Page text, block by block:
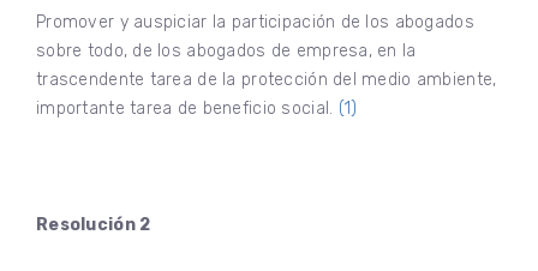
Promover y auspiciar la participación de los abogados
sobre todo, de los abogados de empresa, en la
trascendente tarea de la protección del medio ambiente,
importante tarea de beneficio social. (1)
Resolución 2